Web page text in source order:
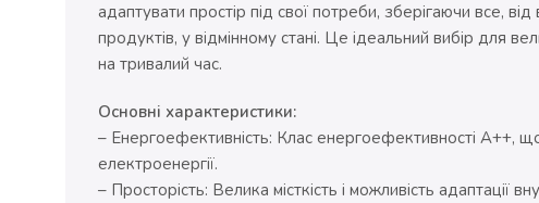
адаптувати простір під свої потреби, зберігаючи все,
продуктів, у відмінному стані. Це ідеальний вибір для
на тривалий час.
Основні характеристики:
– Енергоефективність: Клас енергоефективності A++,
електроенергії.
– Просторість: Велика місткість і можливість адаптації